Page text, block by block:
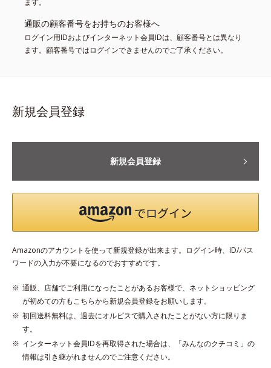
ます。
通販の顧客番号をお持ちのお客様へ
ログイン用IDおよびインターネット会員IDは、顧客番号とは異なり
ます。顧客番号ではログインできませんのでご了承ください。
新規会員登録
新規会員登録
Amazonのアカウントを使って新規登録が出来ます。ログイン時、ID/パス
ワードの入力が不要になるのでおすすめです。
通販、店舗でご利用になったことがあるお客様で、ネットショッピング
が初めての方もこちらから新規会員登録をお願いします。
初回送料無料は、過去にオルビスで購入されたことがない方に限りま
す。
インターネット会員IDを再取得された場合は、「みんなのクチコミ」の
情報は引き継がれませんのでご注意ください。